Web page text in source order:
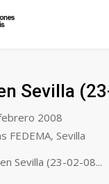
Sevilla
2008
FEDEMA,Sevilla
Sevilla (23-02-08...